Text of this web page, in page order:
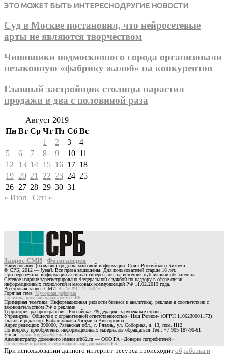
ЭТО МОЖЕТ БЫТЬ ИНТЕРЕСНОДРУГИЕ НОВОСТИ
Суд в Москве постановил, что нейросетевые
арты не являются творчеством
Чиновники подмосковного города организовали
незаконную «фабрику жалоб» на конкурентов
Главный застройщик столицы нарастил
продажи в два с половиной раза
Август 2019
Пн Вт Ср Чт Пт Сб Вс
1
2 3
4
5
6 7 8 9 10 11
12
13 14 15 16 17 18
19 20 21 22 23 24 25
26 27 28 29 30 31
« Июл
Сен »
Запрос СМИ Фотогалерея
Наименование (название) средства массовой информации: Союз Российского Бизнеса
© СРБ, 2012 — [year]. Все права защищены. Для пользователей старше 16 лет.
При перепечатке информации активная гиперссылка на источник публикации обязательна
Сетевое издание зарегистрировано Федеральной службой по надзору в сфере связи,
информационных технологий и массовых коммуникаций РФ 11.02.2019 года.
Реестровая запись СМИ Эл № ФС 77-75045
Горячая тема: Мусорная реформа
Политика конфиденциальности СРБ
Примерная тематика: Информационная (новости бизнеса и аналитика), реклама в соответствии с
законодательством РФ о рекламе
Территория распространения: Российская Федерация, зарубежные страны
Учредитель: Общество с ограниченной ответственностью «Наш Регион» (ОГРН 1106230001173)
Главный редактор: Кибальникова Людмила Викторовна
Адрес редакции: 390000, Рязанская обл., г. Рязань, ул. Соборная, д. 13, пом. Н12
По вопросу приобретения информационных материалов обращаться:Тел.: +7 905 187-90-61
E-mail:opora-torgsovet@mail.ru
Администратор доменного имени srb62.ru — ООО РА «Доверие потребителей»
Положение о работе с персональными данными СРБ
При использовании данного интернет-ресурса происходит обработка и